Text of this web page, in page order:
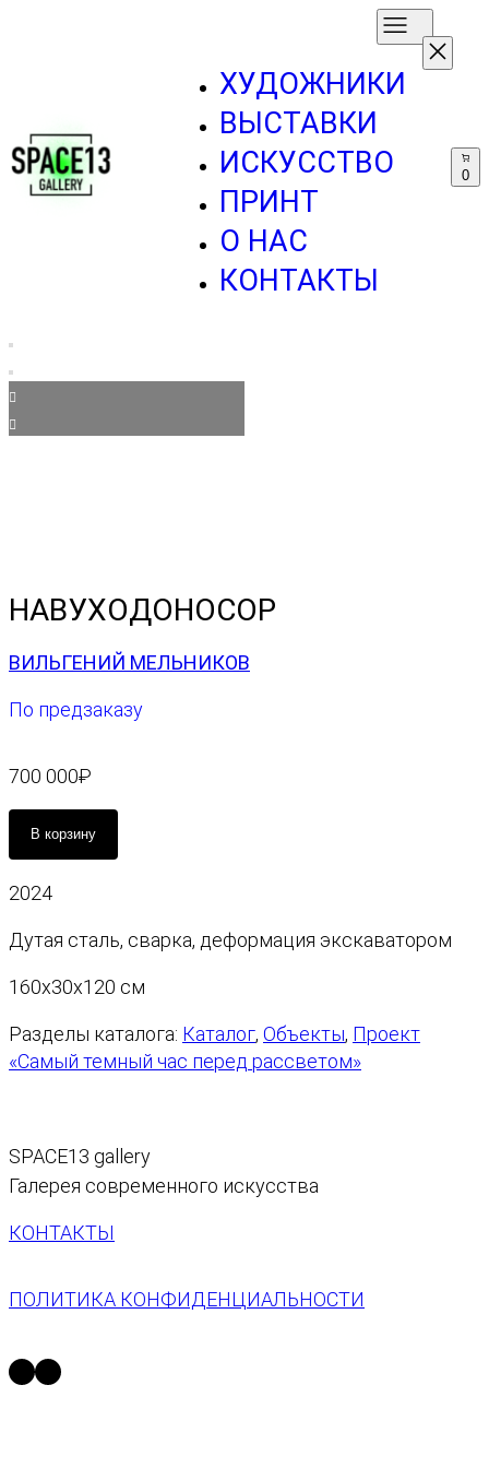
ХУДОЖНИКИ
ВЫСТАВКИ
ИСКУССТВО
ПРИНТ
О НАС
КОНТАКТЫ
0
НАВУХОДОНОСОР
ВИЛЬГЕНИЙ МЕЛЬНИКОВ
По предзаказу
700 000₽
и
ч
е
с
в
о
в
а
а
в
х
В корзину
2024
Дутая сталь, сварка, деформация экскаватором
160x30x120 см
Разделы каталога: Каталог, Объекты, Проект
«Самый темный час перед рассветом»
SPACE13 gallery
Галерея современного искусства
КОНТАКТЫ
ПОЛИТИКА КОНФИДЕНЦИАЛЬНОСТИ
https://t.me/space13_gallery
https://vk.com/space13gallery